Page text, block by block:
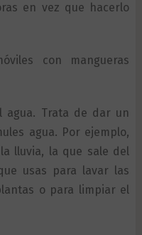
en vez que hacerlo
con mangueras
agua. Trata de dar un
agua. Por ejemplo,
lluvia, la que sale del
usas para lavar las
o para limpiar el